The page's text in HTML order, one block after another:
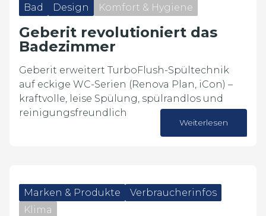
Bad Design Komfort & Hygiene
Geberit revolutioniert das
Badezimmer
Geberit erweitert TurboFlush-Spültechnik
auf eckige WC-Serien (Renova Plan, iCon) –
kraftvolle, leise Spülung, spülrandlos und
reinigungsfreundlich
Weiterlesen
Marken & Produkte
Verbraucherinfos
Klima